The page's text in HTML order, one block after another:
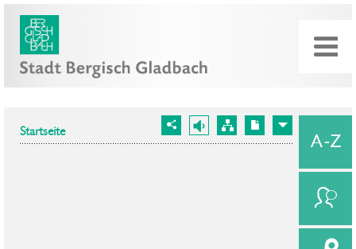
Startseite